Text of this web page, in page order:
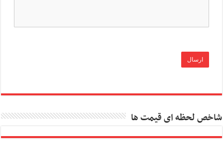
شاخص لحظه ای قیمت ها